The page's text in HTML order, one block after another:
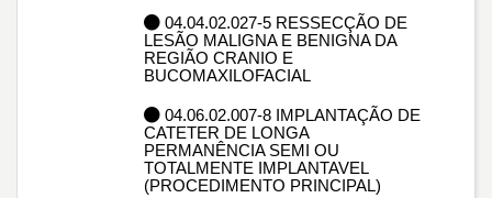
04.04.02.027-5 RESSECÇÃO DE
LESÃO MALIGNA E BENIGNA DA
REGIÃO CRANIO E
BUCOMAXILOFACIAL
04.06.02.007-8 IMPLANTAÇÃO DE
CATETER DE LONGA
PERMANÊNCIA SEMI OU
TOTALMENTE IMPLANTAVEL
(PROCEDIMENTO PRINCIPAL)